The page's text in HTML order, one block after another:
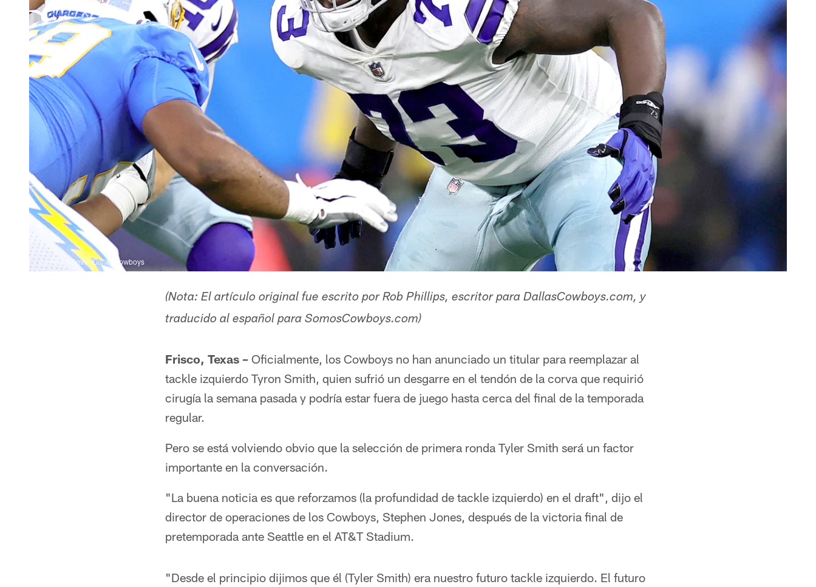
James D. Smith/Dallas Cowboys
(Nota: El artículo original fue escrito por Rob Phillips, escritor para DallasCowboys.com, y
traducido al español para SomosCowboys.com)
Frisco, Texas – Oficialmente, los Cowboys no han anunciado un titular para reemplazar al
tackle izquierdo Tyron Smith, quien sufrió un desgarre en el tendón de la corva que requirió
cirugía la semana pasada y podría estar fuera de juego hasta cerca del final de la temporada
regular.
Pero se está volviendo obvio que la selección de primera ronda Tyler Smith será un factor
importante en la conversación.
"La buena noticia es que reforzamos (la profundidad de tackle izquierdo) en el draft", dijo el
director de operaciones de los Cowboys, Stephen Jones, después de la victoria final de
pretemporada ante Seattle en el AT&T Stadium.
"Desde el principio dijimos que él (Tyler Smith) era nuestro futuro tackle izquierdo. El futuro